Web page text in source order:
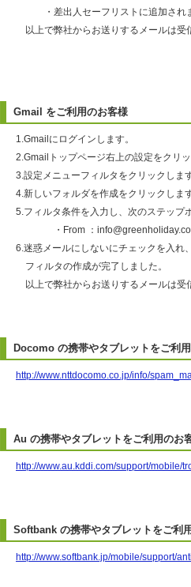
・差出人セーフリストに追加されま
以上で弊社からお送りするメールは受
Gmail をご利用のお客様
1.Gmailにログインします。
2.Gmailトップページ右上の設定をクリッ
3.設定メニューフィルタをクリックします
4.新しいフォルダを作成をクリックします
5.フィルタ条件を入力し、次のステップ
・From ：
6.迷惑メールにしないにチェックを入れ
フィルタの作成が完了しました。
以上で弊社からお送りするメールは受
Docomo の携帯やタブレットをご利
http://www.nttdocomo.co.jp/info/
Au の携帯やタブレットをご利用のお
http://www.au.kddi.com/support/mobile/
Softbank の携帯やタブレットをご利
http://www.softbank.jp/mobile/support/